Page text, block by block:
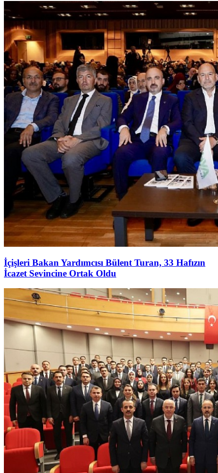
İçişleri Bakan Yardımcısı Bülent Turan, 33 Hafızın
İcazet Sevincine Ortak Oldu